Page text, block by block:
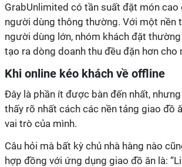
GrabUnlimited có tần suất đặt món cao
người dùng thông thường. Với một nền
người dùng lớn, nhóm khách đặt
thấy rõ nhất cách các nền tảng giao đồ
hợp đồng với ứng dụng giao đồ ăn là: